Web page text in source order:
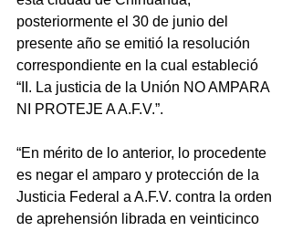
posteriormente el 30 de junio del
presente año se emitió la resolución
correspondiente en la cual estableció
“II. La justicia de la Unión NO AMPARA
NI PROTEJE A A.F.V.”.
“En mérito de lo anterior, lo procedente
es negar el amparo y protección de la
Justicia Federal a A.F.V. contra la orden
de aprehensión librada en veinticinco